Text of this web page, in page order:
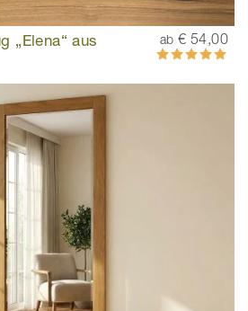
„Elena“ aus
ab€ 54,00
Bewertung:
100%